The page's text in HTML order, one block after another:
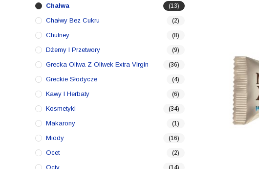
Chałwa (13)
Chałwy Bez Cukru (2)
Chutney (8)
Dżemy I Przetwory (9)
Grecka Oliwa Z Oliwek Extra Virgin (36)
Greckie Słodycze (4)
Kawy I Herbaty (6)
Kosmetyki (34)
Makarony (1)
Miody (16)
Ocet (2)
Octy (14)